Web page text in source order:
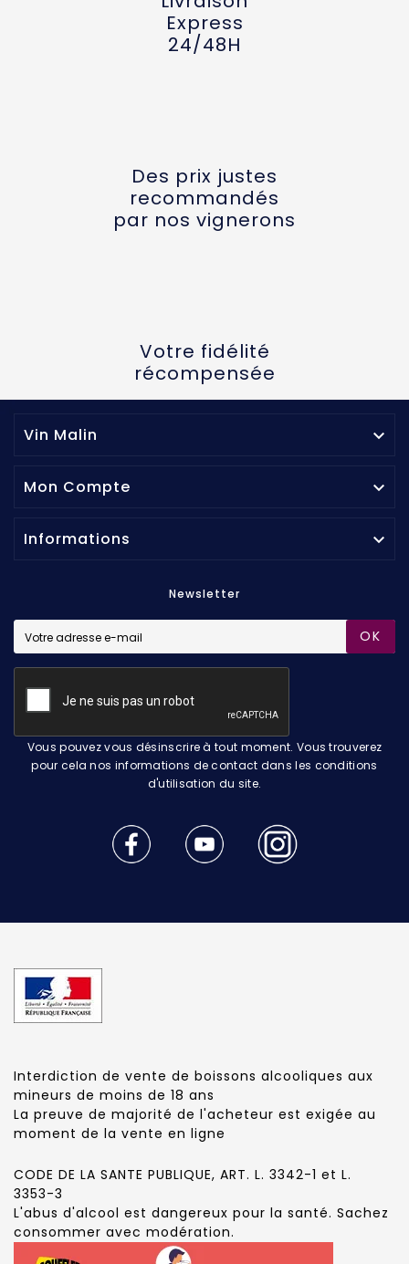
Express
24/48H
Des prix justes
recommandés
par nos vignerons
Votre fidélité
récompensée
Vin Malin 
Mon Compte 
Informations 
Newsletter
OK
Vous pouvez vous désinscrire à tout moment. Vous trouverez
pour cela nos informations de contact dans les conditions
d'utilisation du site.
Interdiction de vente de boissons alcooliques aux
mineurs de moins de 18 ans
La preuve de majorité de l'acheteur est exigée au
moment de la vente en ligne
CODE DE LA SANTE PUBLIQUE, ART. L. 3342-1 et L.
3353-3
L'abus d'alcool est dangereux pour la santé. Sachez
consommer avec modération.